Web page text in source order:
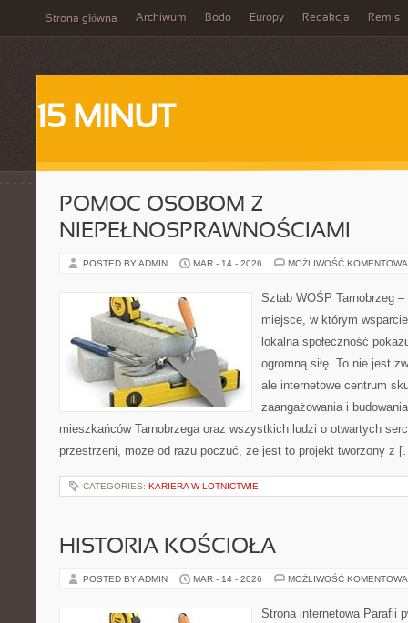
Strona główna Archiwum Bodo Europy Redakcja Remis
15 MINUT
POMOC OSOBOM Z
NIEPEŁNOSPRAWNOŚCIAMI
POSTED BY ADMIN MAR - 14 - 2026 MOŻLIWOŚĆ
Sztab WOŚP Tarnobrzeg
miejsce, w którym
lokalna społeczność
ogromną siłę. To nie jest
ale internetowe centrum
zaangażowania i
mieszkańców Tarnobrzega oraz wszystkich ludzi o otwartych
przestrzeni, może od razu poczuć, że jest to projekt tworzony z
CATEGORIES: KARIERA W LOTNICTWIE
HISTORIA KOŚCIOŁA
POSTED BY ADMIN MAR - 14 - 2026 MOŻLIWOŚĆ
Strona internetowa Parafii